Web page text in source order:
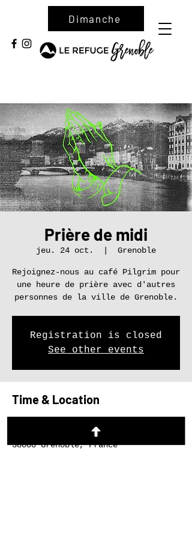
Dimanche
Prière de midi
jeu. 24 oct. Grenoble
Rejoignez-nous au café Pilgrim pour
une heure de prière avec d'autres
personnes de la ville de Grenoble.
Registration is closed
See other events
Time & Location
Grenoble, 5 Rue Aubert Dubayet,
38000 Grenoble, France